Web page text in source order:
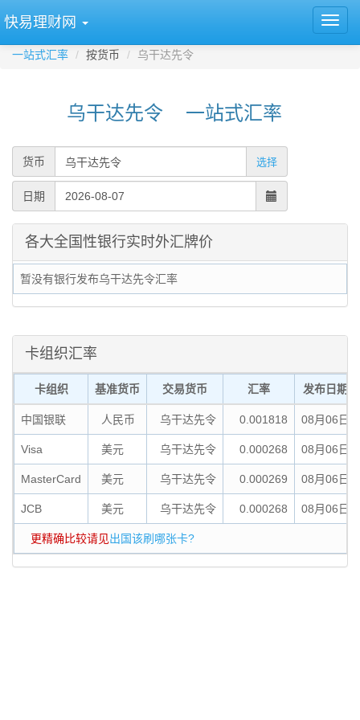
快易理财网
一站式汇率 按货币 乌干达先令
乌干达先令 一站式汇率
货币 选择
日期
各大全国性银行实时外汇牌价
暂没有银行发布乌干达先令汇率
卡组织汇率
卡组织 基准货币 交易货币 汇率 发布日期
中国银联 人民币 乌干达先令 0.001818 08月06日
Visa 美元 乌干达先令 0.000268 08月06日
MasterCard 美元 乌干达先令 0.000269 08月06日
JCB 美元 乌干达先令 0.000268 08月06日
更精确比较请见出国该刷哪张卡?